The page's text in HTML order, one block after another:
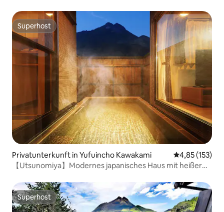
Superhost
Superhost
Privatunterkunft in Yufuincho Kawakami
4,85 (153)
【Utsunomiya】Modernes japanisches Haus mit heißer
Superhost
Superhost